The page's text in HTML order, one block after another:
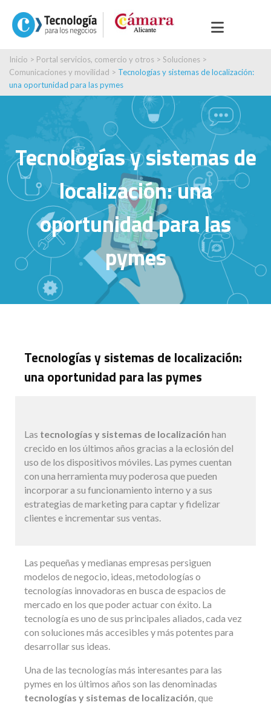
Inicio > Portal servicios, comercio y otros > Soluciones >
Comunicaciones y movilidad > Tecnologías y sistemas de localización:
una oportunidad para las pymes
Tecnologías y sistemas de
localización: una
oportunidad para las
pymes
Tecnologías y sistemas de localización:
una oportunidad para las pymes
Las tecnologías y sistemas de localización han
crecido en los últimos años gracias a la eclosión del
uso de los dispositivos móviles. Las pymes cuentan
con una herramienta muy poderosa que pueden
incorporar a su funcionamiento interno y a sus
estrategias de marketing para captar y fidelizar
clientes e incrementar sus ventas.
Las pequeñas y medianas empresas persiguen
modelos de negocio, ideas, metodologías o
tecnologías innovadoras en busca de espacios de
mercado en los que poder actuar con éxito. La
tecnología es uno de sus principales aliados, cada vez
con soluciones más accesibles y más potentes para
desarrollar sus ideas.
Una de las tecnologías más interesantes para las
pymes en los últimos años son las denominadas
tecnologías y sistemas de localización, que